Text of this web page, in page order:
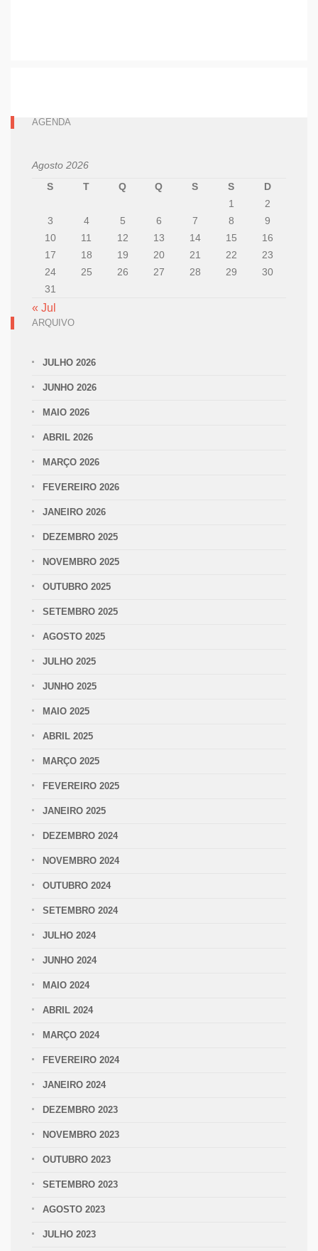
AGENDA
Agosto 2026
S
T Q Q S S
D
1
2
3
4 5 6 7 8
9
10
11 12 13 14 15
16
17
18 19 20 21 22
23
24
25 26 27 28 29
30
31
« Jul
ARQUIVO
JULHO 2026
JUNHO 2026
MAIO 2026
ABRIL 2026
MARÇO 2026
FEVEREIRO 2026
JANEIRO 2026
DEZEMBRO 2025
NOVEMBRO 2025
OUTUBRO 2025
SETEMBRO 2025
AGOSTO 2025
JULHO 2025
JUNHO 2025
MAIO 2025
ABRIL 2025
MARÇO 2025
FEVEREIRO 2025
JANEIRO 2025
DEZEMBRO 2024
NOVEMBRO 2024
OUTUBRO 2024
SETEMBRO 2024
JULHO 2024
JUNHO 2024
MAIO 2024
ABRIL 2024
MARÇO 2024
FEVEREIRO 2024
JANEIRO 2024
DEZEMBRO 2023
NOVEMBRO 2023
OUTUBRO 2023
SETEMBRO 2023
AGOSTO 2023
JULHO 2023